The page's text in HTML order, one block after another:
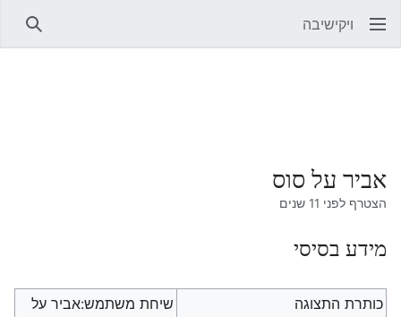
ויקישיבה
אביר על סוס
הצטרף לפני 11 שנים
מידע בסיסי
כותרת התצוגה
שיחת משתמש:אביר על